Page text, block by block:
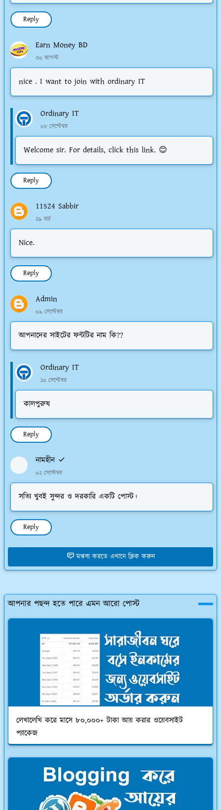
Reply
Earn Money BD
৩০ আগস্ট
nice . I want to join with ordinary IT
Ordinary IT
০৮ সেপ্টেম্বর
Welcome sir. For details, click this link. 😊
Reply
11524 Sabbir
২৯ মার্চ
Nice.
Reply
Admin
০৯ সেপ্টেম্বর
আপনাদের সাইটের ফন্টটির নাম কি??
Ordinary IT
১০ সেপ্টেম্বর
কালপুরুষ
Reply
নামহীন
০২ সেপ্টেম্বর
সত্যি খুবই সুন্দর ও দরকারি একটি পোস্ট।
Reply
মন্তব্য করতে এখানে ক্লিক করুন
আপনার পছন্দ হতে পারে এমন আরো পোস্ট
লেখালেখি করে মাসে ৮০,০০০+ টাকা আয় করার ওয়েবসাইট
প্যাকেজ